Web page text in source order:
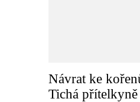
Návrat ke
Tichá přítelkyně